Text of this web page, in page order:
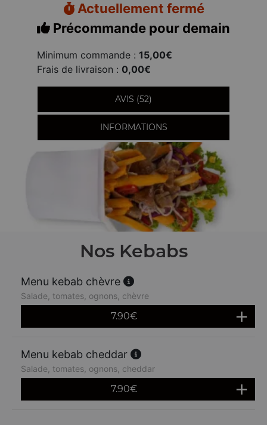
Actuellement fermé
Précommande pour demain
Minimum commande : 15,00€
Frais de livraison : 0,00€
AVIS (52)
INFORMATIONS
Nos Kebabs
Menu kebab chèvre
Salade, tomates, ognons, chèvre
7.90€
Menu kebab cheddar
Salade, tomates, ognons, cheddar
7.90€